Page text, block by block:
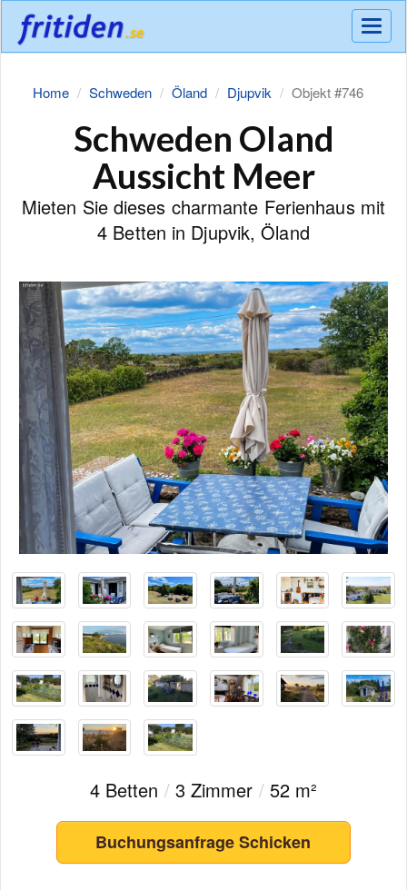
Meny
Home Schweden Öland Djupvik Objekt #746
Schweden Oland
Aussicht Meer
Mieten Sie dieses charmante Ferienhaus mit
4 Betten in Djupvik, Öland
4 Betten /3 Zimmer /52 m²
Buchungsanfrage Schicken